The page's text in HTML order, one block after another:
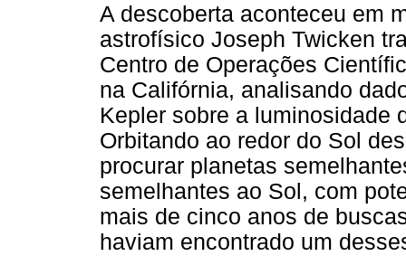
A descoberta aconteceu em
astrofísico Joseph Twicken
Centro de Operações
na Califórnia, analisando
Kepler sobre a luminosidade
Orbitando ao redor do Sol
procurar planetas
semelhantes ao Sol, com
mais de cinco anos de
haviam encontrado um